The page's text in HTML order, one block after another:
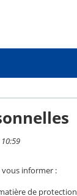
informer :
de